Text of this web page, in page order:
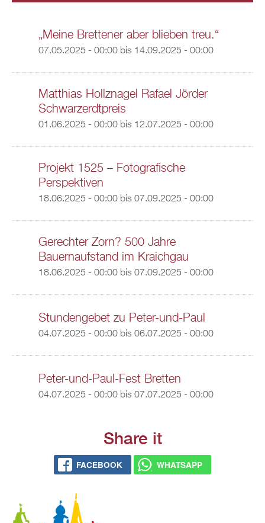
„Meine Brettener aber blieben treu.“
07.05.2025 - 00:00bis 14.09.2025 - 00:00
Matthias Hollznagel Rafael Jörder
Schwarzerdtpreis
01.06.2025 - 00:00bis 12.07.2025 - 00:00
Projekt 1525 – Fotografische
Perspektiven
18.06.2025 - 00:00bis 07.09.2025 - 00:00
Gerechter Zorn? 500 Jahre
Bauernaufstand im Kraichgau
18.06.2025 - 00:00bis 07.09.2025 - 00:00
Stundengebet zu Peter-und-Paul
04.07.2025 - 00:00bis 06.07.2025 - 00:00
Peter-und-Paul-Fest Bretten
04.07.2025 - 00:00bis 07.07.2025 - 00:00
Share it
FACEBOOK WHATSAPP